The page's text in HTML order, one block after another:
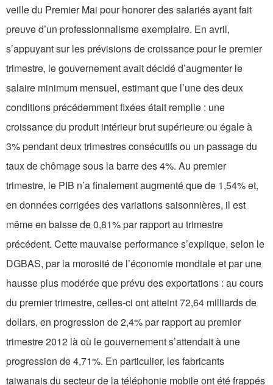
veille du Premier Mai pour honorer des salariés ayant fait
preuve d’un professionnalisme exemplaire. En avril,
s’appuyant sur les prévisions de croissance pour le premier
trimestre, le gouvernement avait décidé d’augmenter le
salaire minimum mensuel, estimant que l’une des deux
conditions précédemment fixées était remplie : une
croissance du produit intérieur brut supérieure ou égale à
3% pendant deux trimestres consécutifs ou un passage du
taux de chômage sous la barre des 4%. Au premier
trimestre, le PIB n’a finalement augmenté que de 1,54% et,
en données corrigées des variations saisonnières, il est
même en baisse de 0,81% par rapport au trimestre
précédent. Cette mauvaise performance s’explique, selon le
DGBAS, par la morosité de l’économie mondiale et par une
hausse plus modérée que prévu des exportations : au cours
du premier trimestre, celles-ci ont atteint 72,64 milliards de
dollars, en progression de 2,4% par rapport au premier
trimestre 2012 là où le gouvernement s’attendait à une
progression de 4,71%. En particulier, les fabricants
taiwanais du secteur de la téléphonie mobile ont été frappés